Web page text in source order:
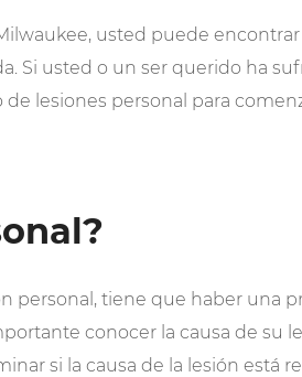
usted puede
Si usted o un ser querido ha
lesiones personal para
personal, tiene que haber una
conocer la causa de su
si la causa de la lesión está